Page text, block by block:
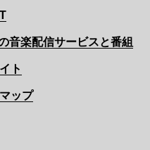
音楽配信サービスと番組
ト
ップ